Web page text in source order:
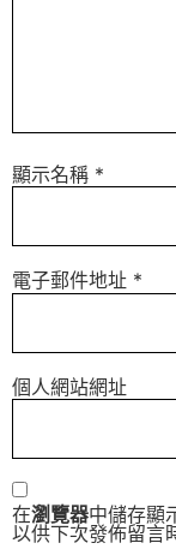
顯示名稱 *
電子郵件地址 *
個人網站網址
在瀏覽器中儲存顯
以供下次發佈留言